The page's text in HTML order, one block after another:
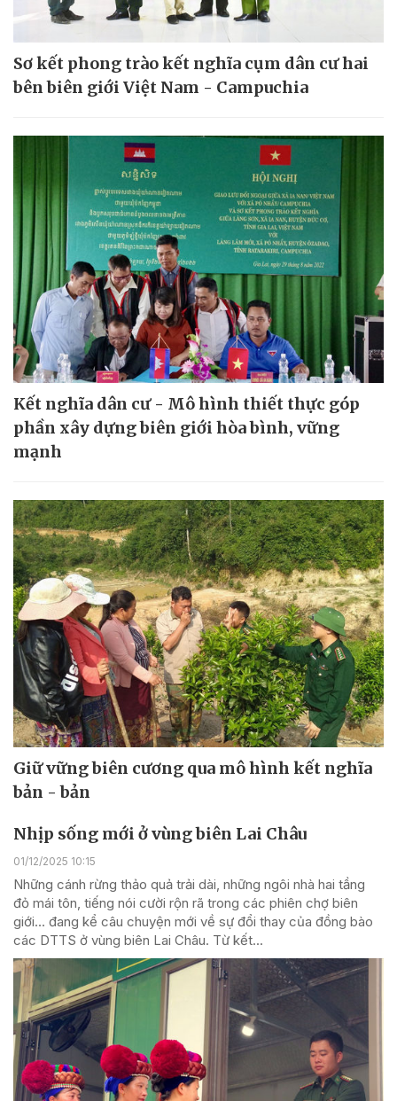
Sơ kết phong trào kết nghĩa cụm dân cư hai
bên biên giới Việt Nam - Campuchia
Kết nghĩa dân cư - Mô hình thiết thực góp
phần xây dựng biên giới hòa bình, vững
mạnh
Giữ vững biên cương qua mô hình kết nghĩa
bản - bản
Nhịp sống mới ở vùng biên Lai Châu
01/12/2025 10:15
Những cánh rừng thảo quả trải dài, những ngôi nhà hai tầng
đỏ mái tôn, tiếng nói cười rộn rã trong các phiên chợ biên
giới… đang kể câu chuyện mới về sự đổi thay của đồng bào
các DTTS ở vùng biên Lai Châu. Từ kết...